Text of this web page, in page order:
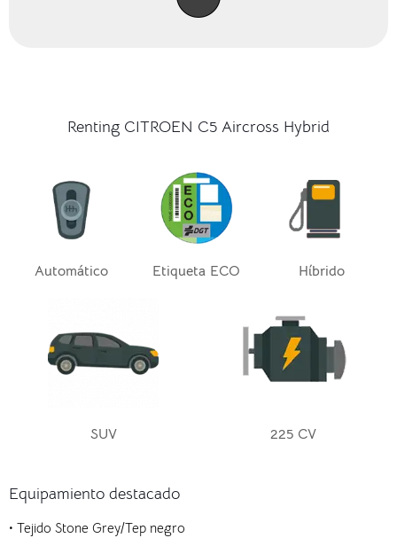
Renting CITROEN C5 Aircross Hybrid
Automático Etiqueta ECO Híbrido
SUV 225 CV
Equipamiento destacado
• Tejido Stone Grey/Tep negro